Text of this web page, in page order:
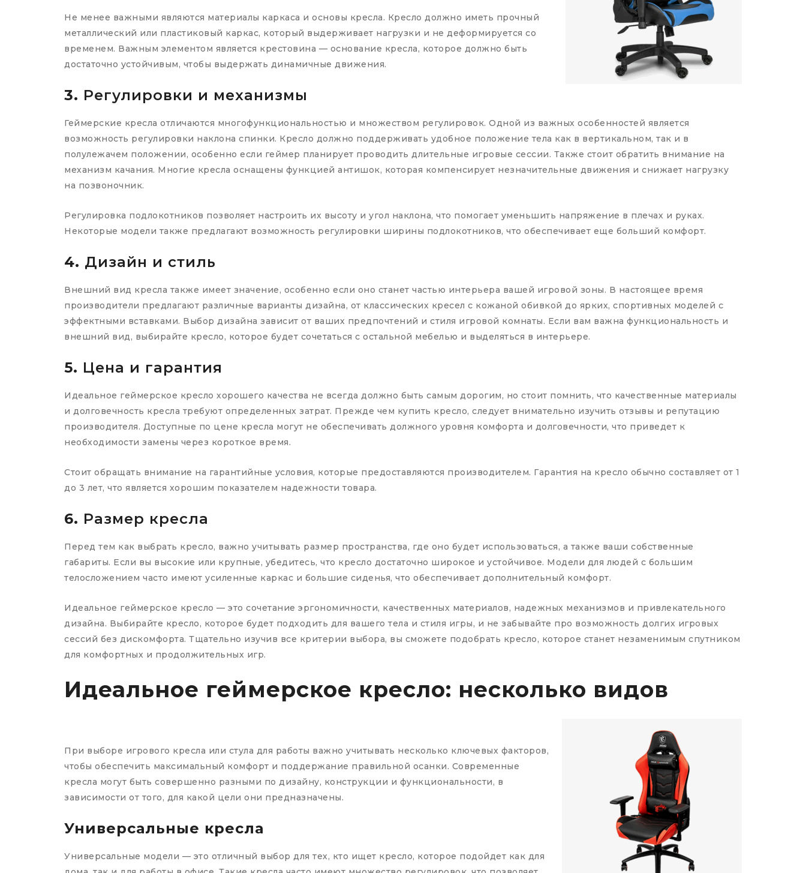
Не менее важными являются материалы каркаса и основы кресла. Кресло должно иметь прочный
металлический или пластиковый каркас, который выдерживает нагрузки и не деформируется со
временем. Важным элементом является крестовина — основание кресла, которое должно быть
достаточно устойчивым, чтобы выдержать динамичные движения.
3. Регулировки и механизмы
Геймерские кресла отличаются многофункциональностью и множеством регулировок. Одной из важных особенностей является
возможность регулировки наклона спинки. Кресло должно поддерживать удобное положение тела как в вертикальном, так и в
полулежачем положении, особенно если геймер планирует проводить длительные игровые сессии. Также стоит обратить внимание на
механизм качания. Многие кресла оснащены функцией антишок, которая компенсирует незначительные движения и снижает нагрузку
на позвоночник.
Регулировка подлокотников позволяет настроить их высоту и угол наклона, что помогает уменьшить напряжение в плечах и руках.
Некоторые модели также предлагают возможность регулировки ширины подлокотников, что обеспечивает еще больший комфорт.
4. Дизайн и стиль
Внешний вид кресла также имеет значение, особенно если оно станет частью интерьера вашей игровой зоны. В настоящее время
производители предлагают различные варианты дизайна, от классических кресел с кожаной обивкой до ярких, спортивных моделей с
эффектными вставками. Выбор дизайна зависит от ваших предпочтений и стиля игровой комнаты. Если вам важна функциональность и
внешний вид, выбирайте кресло, которое будет сочетаться с остальной мебелью и выделяться в интерьере.
5. Цена и гарантия
Идеальное геймерское кресло хорошего качества не всегда должно быть самым дорогим, но стоит помнить, что качественные материалы
и долговечность кресла требуют определенных затрат. Прежде чем купить кресло, следует внимательно изучить отзывы и репутацию
производителя. Доступные по цене кресла могут не обеспечивать должного уровня комфорта и долговечности, что приведет к
необходимости замены через короткое время.
Стоит обращать внимание на гарантийные условия, которые предоставляются производителем. Гарантия на кресло обычно составляет от 1
до 3 лет, что является хорошим показателем надежности товара.
6. Размер кресла
Перед тем как выбрать кресло, важно учитывать размер пространства, где оно будет использоваться, а также ваши собственные
габариты. Если вы высокие или крупные, убедитесь, что кресло достаточно широкое и устойчивое. Модели для людей с большим
телосложением часто имеют усиленные каркас и большие сиденья, что обеспечивает дополнительный комфорт.
Идеальное геймерское кресло — это сочетание эргономичности, качественных материалов, надежных механизмов и привлекательного
дизайна. Выбирайте кресло, которое будет подходить для вашего тела и стиля игры, и не забывайте про возможность долгих игровых
сессий без дискомфорта. Тщательно изучив все критерии выбора, вы сможете подобрать кресло, которое станет незаменимым спутником
для комфортных и продолжительных игр.
Идеальное геймерское кресло: несколько видов
При выборе игрового кресла или стула для работы важно учитывать несколько ключевых факторов,
чтобы обеспечить максимальный комфорт и поддержание правильной осанки. Современные
кресла могут быть совершенно разными по дизайну, конструкции и функциональности, в
зависимости от того, для какой цели они предназначены.
Универсальные кресла
Универсальные модели — это отличный выбор для тех, кто ищет кресло, которое подойдет как для